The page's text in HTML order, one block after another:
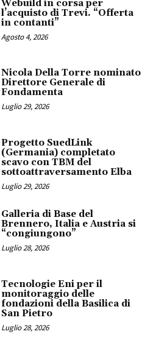
Webuild in corsa per
l’acquisto di Trevi. “Offerta
in contanti”
Agosto 4, 2026
Nicola Della Torre nominato
Direttore Generale di
Fondamenta
Luglio 29, 2026
Progetto SuedLink
(Germania) completato
scavo con TBM del
sottoattraversamento Elba
Luglio 29, 2026
Galleria di Base del
Brennero, Italia e Austria si
“congiungono”
Luglio 28, 2026
Tecnologie Eni per il
monitoraggio delle
fondazioni della Basilica di
San Pietro
Luglio 28, 2026